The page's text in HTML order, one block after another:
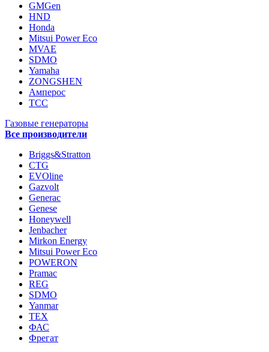
GMGen
HND
Honda
Mitsui Power Eco
MVAE
SDMO
Yamaha
ZONGSHEN
Амперос
ТСС
Газовые генераторы
Все производители
Briggs&Stratton
CTG
EVOline
Gazvolt
Generac
Genese
Honeywell
Jenbacher
Mirkon Energy
Mitsui Power Eco
POWERON
Pramac
REG
SDMO
Yanmar
ТЕХ
ФАС
Фрегат